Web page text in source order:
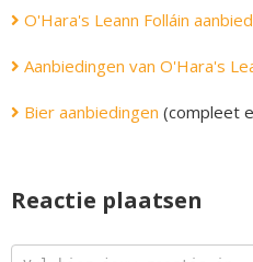
O'Hara's Leann Folláin
Aanbiedingen van O'Hara's
Bier aanbiedingen (compleet
Reactie plaatsen